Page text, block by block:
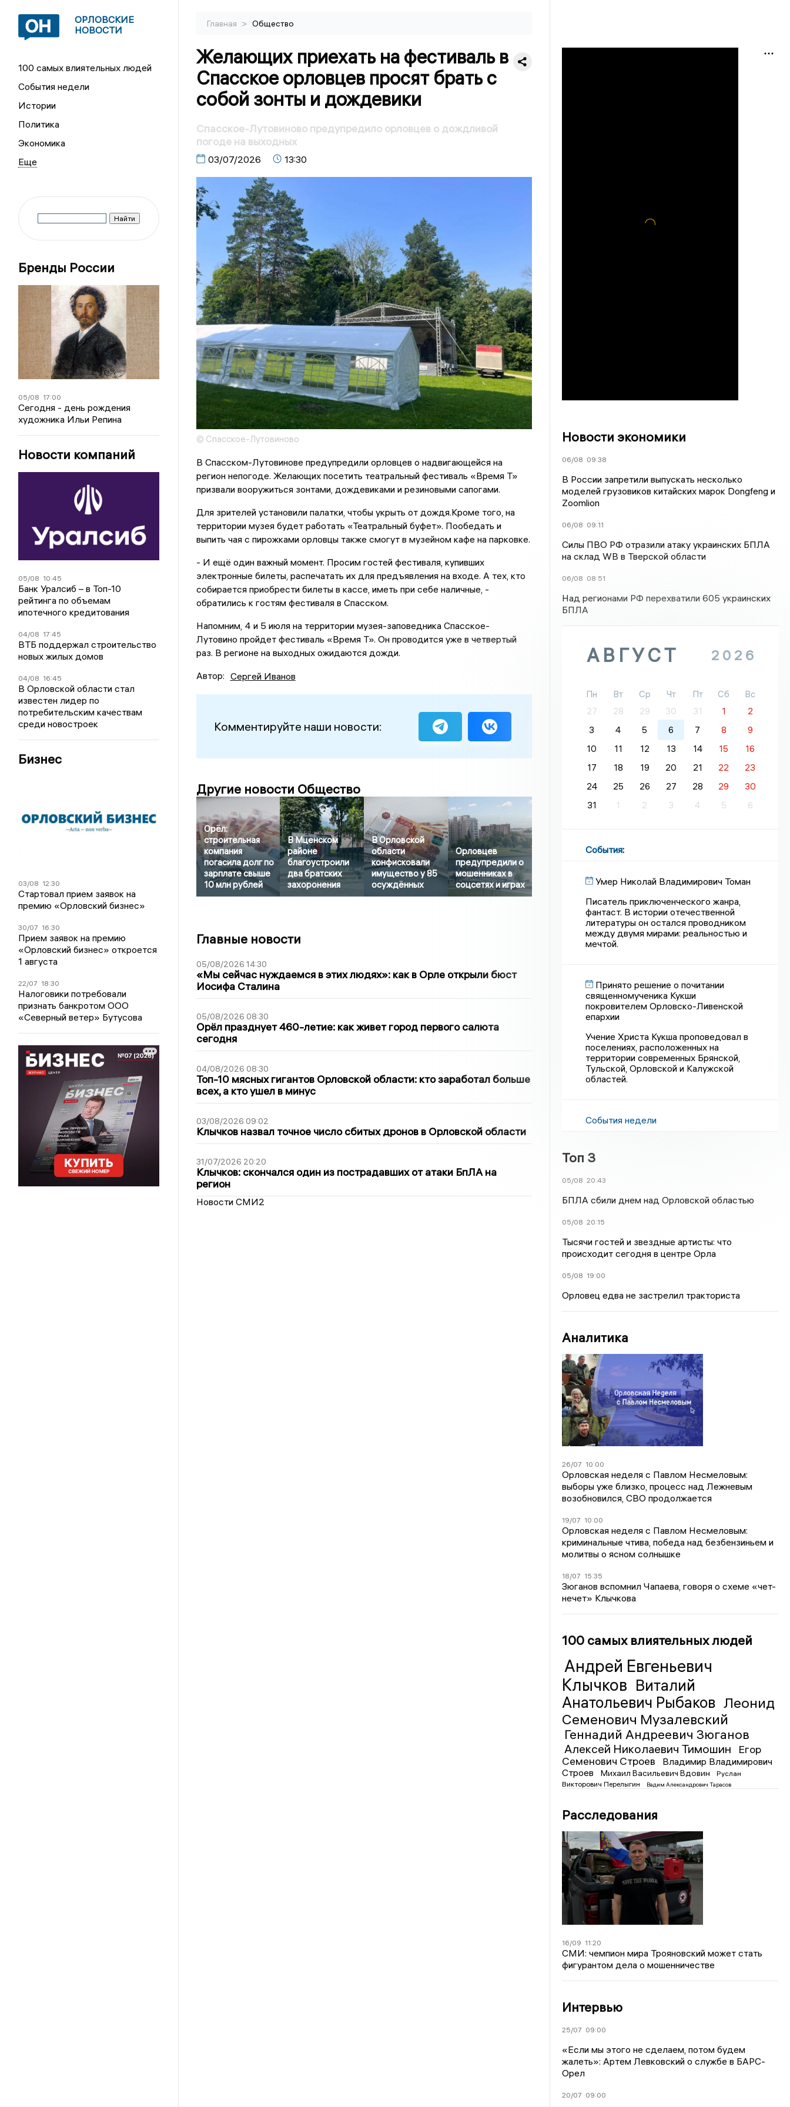
ОРЛОВСКИЕ
НОВОСТИ
100 самых влиятельных людей
События недели
Истории
Политика
Экономика
Бренды России
05/08 17:00
Сегодня - день рождения
художника Ильи Репина
Новости компаний
05/08 10:45
Банк Уралсиб – в Топ-10
рейтинга по объемам
ипотечного кредитования
04/08 17:45
ВТБ поддержал строительство
новых жилых домов
04/08 16:45
В Орловской области стал
известен лидер по
потребительским качествам
среди новостроек
Бизнес
03/08 12:30
Стартовал прием заявок на
премию «Орловский бизнес»
30/07 16:30
Прием заявок на премию
«Орловский бизнес» откроется
1 августа
22/07 18:30
Налоговики потребовали
признать банкротом ООО
«Северный ветер» Бутусова
Главная > Общество
Желающих приехать на фестиваль в
Спасское орловцев просят брать с
собой зонты и дождевики
Спасское-Лутовиново предупредило орловцев о дождливой
погоде на выходных
03/07/2026 13:30
© Спасское-Лутовиново
В Спасском-Лутовинове предупредили орловцев о надвигающейся на
регион непогоде. Желающих посетить театральный фестиваль «Время Т»
призвали вооружиться зонтами, дождевиками и резиновыми сапогами.
Для зрителей установили палатки, чтобы укрыть от дождя.Кроме того, на
территории музея будет работать «Театральный буфет». Пообедать и
выпить чая с пирожками орловцы также смогут в музейном кафе на парковке.
- И ещё один важный момент. Просим гостей фестиваля, купивших
электронные билеты, распечатать их для предъявления на входе. А тех, кто
собирается приобрести билеты в кассе, иметь при себе наличные, -
обратились к гостям фестиваля в Спасском.
Напомним, 4 и 5 июля на территории музея-заповедника Спасское-
Лутовино пройдет фестиваль «Время Т». Он проводится уже в четвертый
раз. В регионе на выходных ожидаются дожди.
Автор: Сергей Иванов
Комментируйте наши новости:
Другие новости Общество
Орёл:
строительная
компания
погасила долг по
зарплате свыше
10 млн рублей
В Мценском
районе
благоустроили
два братских
захоронения
В Орловской
области
конфисковали
имущество у 85
осуждённых
Орловцев
предупредили о
мошенниках в
соцсетях и играх
Главные новости
05/08/2026 14:30
«Мы сейчас нуждаемся в этих людях»: как в Орле открыли бюст
Иосифа Сталина
05/08/2026 08:30
Орёл празднует 460-летие: как живет город первого салюта
сегодня
04/08/2026 08:30
Топ-10 мясных гигантов Орловской области: кто заработал больше
всех, а кто ушел в минус
03/08/2026 09:02
Клычков назвал точное число сбитых дронов в Орловской области
31/07/2026 20:20
Клычков: скончался один из пострадавших от атаки БпЛА на
регион
Новости СМИ2
Новости экономики
06/08 09:38
В России запретили выпускать несколько
моделей грузовиков китайских марок Dongfeng и
Zoomlion
06/08 09:11
Силы ПВО РФ отразили атаку украинских БПЛА
на склад WB в Тверской области
06/08 08:51
Над регионами РФ перехватили 605 украинских
БПЛА
АВГУСТ 2026
Пн Вт Ср Чт Пт Сб
Вс
27
28 29 30 31 1
2
3
4 5 6 7 8
9
10
11 12 13 14 15
16
17
18 19 20 21 22
23
24
25 26 27 28 29
30
31
1 2 3 4 5 6
События:
Умер Николай Владимирович Томан
Писатель приключенческого жанра,
фантаст. В истории отечественной
литературы он остался проводником
между двумя мирами: реальностью и
мечтой.
Принято решение о почитании
священномученика Кукши
покровителем Орловско-Ливенской
епархии
Учение Христа Кукша проповедовал в
поселениях, расположенных на
территории современных Брянской,
Тульской, Орловской и Калужской
областей.
События недели
Топ 3
05/08 20:43
БПЛА сбили днем над Орловской областью
05/08 20:15
Тысячи гостей и звездные артисты: что
происходит сегодня в центре Орла
05/08 19:00
Орловец едва не застрелил тракториста
Аналитика
26/07 10:00
Орловская неделя с Павлом Несмеловым:
выборы уже близко, процесс над Лежневым
возобновился, СВО продолжается
19/07 10:00
Орловская неделя с Павлом Несмеловым:
криминальные чтива, победа над безбензиньем и
молитвы о ясном солнышке
18/07 15:35
Зюганов вспомнил Чапаева, говоря о схеме «чет-
нечет» Клычкова
100 самых влиятельных людей
Андрей Евгеньевич
Клычков Виталий
Анатольевич Рыбаков Леонид
Семенович Музалевский
Геннадий Андреевич Зюганов
Алексей Николаевич Тимошин
Егор
Семенович Строев
Владимир Владимирович
Строев
Михаил Васильевич Вдовин
Руслан
Викторович Перелыгин
Вадим Александрович Тарасов
Расследования
16/09 11:20
СМИ: чемпион мира Трояновский может стать
фигурантом дела о мошенничестве
Интервью
25/07 09:00
«Если мы этого не сделаем, потом будем
жалеть»: Артем Левковский о службе в БАРС-
Орел
20/07 09:00